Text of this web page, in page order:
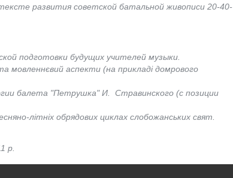
развития советской батальной живописи 20-40-
подготовки будущих учителей музыки.
мовленнєвий аспекти (на прикладі домрового
балета "Петрушка" И. Стравинского (с позиции
літніх обрядових циклах слобожанських свят.
р.